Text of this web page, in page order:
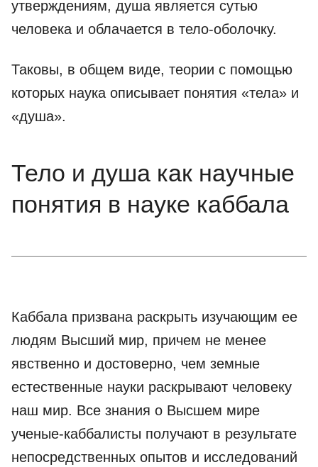
утверждениям, душа является сутью
человека и облачается в тело-оболочку.
Таковы, в общем виде, теории с помощью
которых наука описывает понятия «тела» и
«душа».
Тело и душа как научные
понятия в науке каббала
Каббала призвана раскрыть изучающим ее
людям Высший мир, причем не менее
явственно и достоверно, чем земные
естественные науки раскрывают человеку
наш мир. Все знания о Высшем мире
ученые-каббалисты получают в результате
непосредственных опытов и исследований